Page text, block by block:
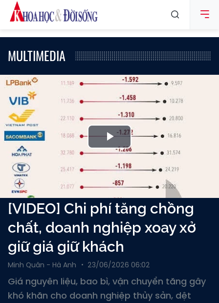
MULTIMEDIA
Play
Video
[VIDEO] Chi phí tăng chồng
chất, doanh nghiệp xoay xở
giữ giá giữ khách
Minh Quân - Hà Anh 23/06/2026 06:02
Giá nguyên liệu, bao bì, vận chuyển tăng gây
khó khăn cho doanh nghiệp thủy sản, dệt